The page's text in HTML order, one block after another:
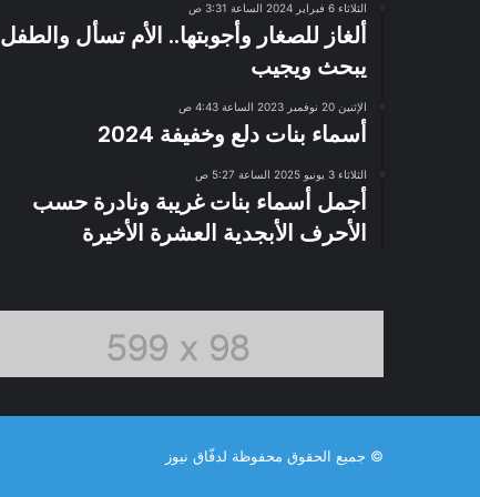
الثلاثاء 6 فبراير 2024 الساعة 3:31 ص
ألغاز للصغار وأجوبتها.. الأم تسأل والطفل
يبحث ويجيب
الإثنين 20 نوفمبر 2023 الساعة 4:43 ص
أسماء بنات دلع وخفيفة 2024
الثلاثاء 3 يونيو 2025 الساعة 5:27 ص
أجمل أسماء بنات غريبة ونادرة حسب
الأحرف الأبجدية العشرة الأخيرة
© جميع الحقوق محفوظة لدفّاق نيوز